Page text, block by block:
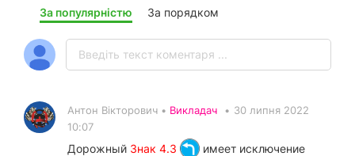
За популярністю За порядком
Антон Вікторович • Викладач • 30 липня 2022
10:07
Дорожный Знак 4.3
имеет исключение